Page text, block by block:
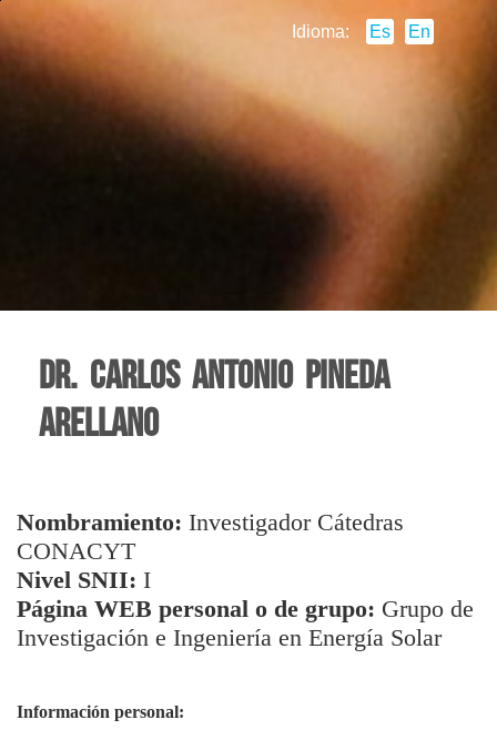
Idioma: Es En
Dr. Carlos Antonio Pineda
Arellano
Nombramiento: Investigador Cátedras
CONACYT
Nivel SNII: I
Página WEB personal o de grupo: Grupo de
Investigación e Ingeniería en Energía Solar
Información personal: